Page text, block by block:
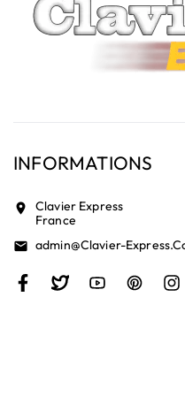
INFORMATIONS
location_on
Clavier Express
France
email Admin@clavier-